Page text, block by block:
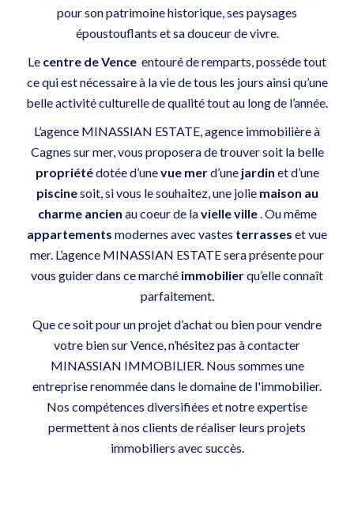
pour son patrimoine historique, ses paysages
époustouflants et sa douceur de vivre.
Le centre de Vence entouré de remparts, possède tout
ce qui est nécessaire à la vie de tous les jours ainsi qu’une
belle activité culturelle de qualité tout au long de l’année.
L’agence MINASSIAN ESTATE,agence immobilière à
Cagnes sur mer, vous proposera de trouver soit la belle
propriétédotée d’unevue merd’une jardin et d’une
piscinesoit, si vous le souhaitez, une jolie maison au
charme ancien au coeur de lavielle ville. Ou même
appartements modernes avec vastes terrasses et vue
mer. L’agence MINASSIAN ESTATE sera présente pour
vous guider dans ce marché immobilierqu’elle connaît
parfaitement.
Que ce soit pour un projet d’achat ou bien pour vendre
votre bien sur Vence, n’hésitez pas à contacter
MINASSIAN IMMOBILIER. Nous sommes une
entreprise renommée dans le domaine de l'immobilier.
Nos compétences diversifiées et notre expertise
permettent à nos clients de réaliser leurs projets
immobiliers avec succès.